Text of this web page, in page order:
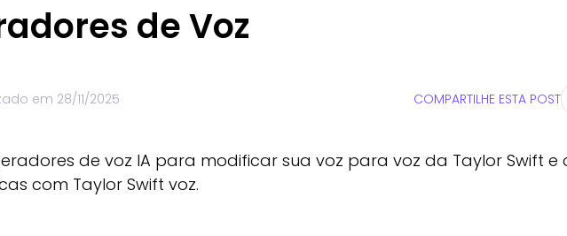
de Voz
em 28/11/2025 COMPARTILHE ESTA POST
de voz IA para modificar sua voz para voz da Taylor Swift e
com Taylor Swift voz.